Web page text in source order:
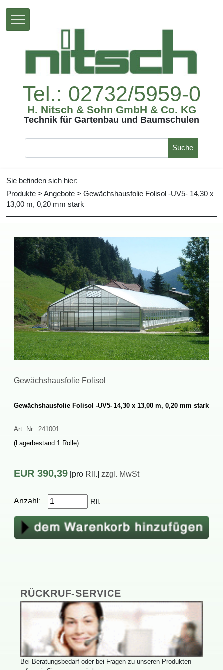
Tel.:02732/5959-0
H.Nitsch&SohnGmbH&Co.KG
TechnikfürGartenbauundBaumschulen
Suche
Siebefindensichhier:
Produkte > Angebote > GewächshausfolieFolisol-UV5-14,30x
13,00m,0,20mmstark
GewächshausfolieFolisol
GewächshausfolieFolisol-UV5-14,30x13,00m,0,20mmstark
Art.Nr.: 241001
(Lagerbestand1Rolle)
EUR 390,39 [proRll.] zzgl.MwSt
Anzahl: Rll.
RÜCKRUF-SERVICE
BeiBeratungsbedarfoderbeiFragenzuunserenProdukten